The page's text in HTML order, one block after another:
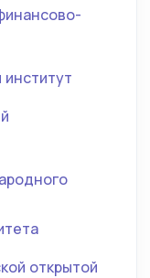
открытой